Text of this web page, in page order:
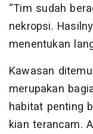
“Tim sudah
nekropsi.
menentukan
Kawasan
merupakan
habitat penting
kian terancam.